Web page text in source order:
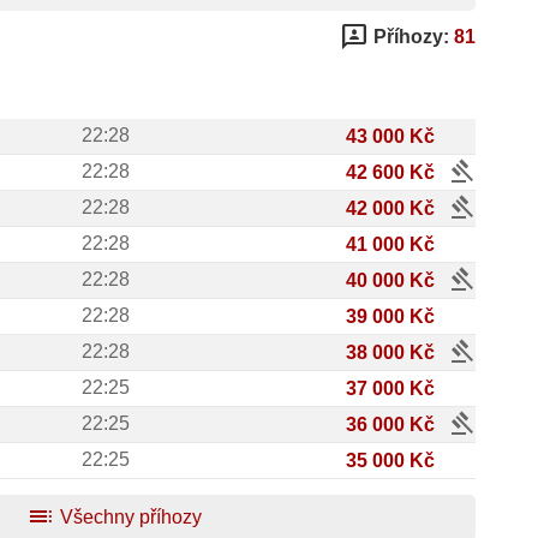
3p Příhozy: 81
22:28
43 000 Kč
22:28 42 600 Kč gavel
22:28 42 000 Kč gavel
22:28
41 000 Kč
22:28 40 000 Kč gavel
22:28
39 000 Kč
22:28 38 000 Kč gavel
22:25
37 000 Kč
22:25 36 000 Kč gavel
22:25 35 000 Kč
toc Všechny příhozy